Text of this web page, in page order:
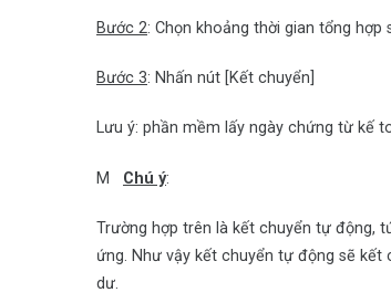
Bước 2: Chọn khoảng thời gian tổng hợp
Bước 3: Nhấn nút [Kết chuyển]
Lưu ý: phần mềm lấy ngày chứng từ kế
M Chú ý:
Trường hợp trên là kết chuyển tự động,
ứng. Như vậy kết chuyển tự động sẽ
dư.